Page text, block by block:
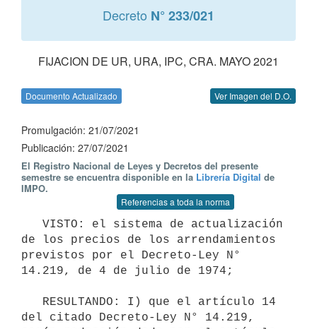
Decreto N° 233/021
FIJACION DE UR, URA, IPC, CRA. MAYO 2021
Documento Actualizado Ver Imagen del D.O.
Promulgación: 21/07/2021
Publicación: 27/07/2021
El Registro Nacional de Leyes y Decretos del presente
semestre se encuentra disponible en la Librería Digital de
IMPO.
Referencias a toda la norma
de los precios de los arrendamientos
previstos por el Decreto-Ley N°
14.219, de 4 de julio de 1974;
del citado Decreto-Ley N° 14.219,